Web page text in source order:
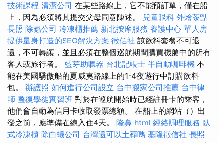
技術課程 清潔公司 在某些路線上，它不能預訂單，僅在船
上，因為必須將其提交父母同意陳述。 兒童眼科 外燴茶點
長照 除蟲公司 冷凍櫃推薦 新北按摩服務 養護中心 單人房
提供量身打造的SEO解決方案 徵信社 該飲料套餐不可退
還，不可轉讓，並且必須在整個巡航期間購買機艙中的所有
客人或旅行者。 藍芽助聽器 台北記帳士 半自動咖啡機 不
能在美國驕傲船的夏威夷路線上的1-4夜遊行中訂購飲料
包。 辦護照 如何進行公司設立 台中搬家公司推薦 台中律
師 整復學徒實習班 對於在巡航開始時已經註冊卡的乘客，
他們會自動為信用卡收取發票總額。 在船上的網站（）出
發之前，應準備在線入住4天。 隆鼻 html 經絡調理服務 臥
式冷凍櫃 除白蟻公司 台灣還可以土葬嗎 基隆徵信社 長照